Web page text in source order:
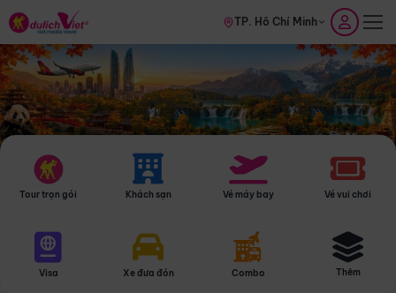
TP. Hồ Chí Minh
Tour trọn gói Khách sạn Vé máy bay Vé vui chơi
Visa Xe đưa đón Combo Thêm